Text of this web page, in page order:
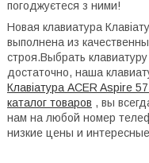
погоджуєтеся з ними!
Новая клавиатура
выполнена из
строя.Выбрать
достаточно, наша
Клавіатура ACER Aspire
каталог товаров , вы
нам на любой номер
низкие цены и